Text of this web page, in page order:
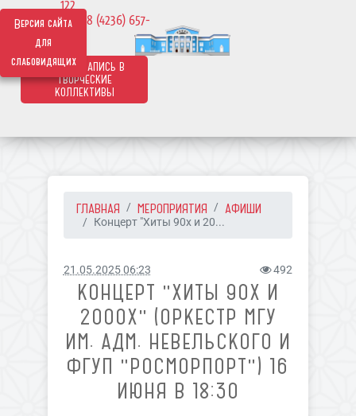
Версия сайта
для
слабовидящих
122
тел.: 8 (4236) 657-
ОНЛАЙН ЗАПИСЬ В
ТВОРЧЕСКИЕ
КОЛЛЕКТИВЫ
ГЛАВНАЯ МЕРОПРИЯТИЯ АФИШИ
Концерт "Хиты 90х и 20...
21.05.2025 06:23 492
КОНЦЕРТ "ХИТЫ 90Х И
2000Х" (ОРКЕСТР МГУ
ИМ. АДМ. НЕВЕЛЬСКОГО И
ФГУП "РОСМОРПОРТ") 16
ИЮНЯ В 18:30